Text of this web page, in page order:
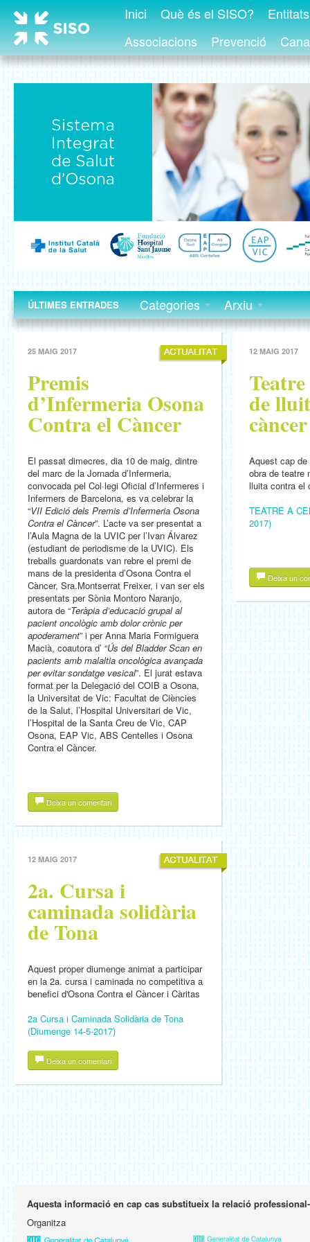
Inici Què és el SISO?
Associacions
Prevenció
ÚLTIMES ENTRADES Categories Arxiu
25 MAIG 2017
Premis
d’Infermeria Osona
Contra el Càncer
El passat dimecres, dia 10 de maig, dintre
del marc de la Jornada d’Infermeria,
convocada pel Col·legi Oficial d’Infermeres i
Infermers de Barcelona, es va celebrar la
“VII Edició dels Premis d’Infermeria Osona
Contra el Càncer”. L’acte va ser presentat a
l’Aula Magna de la UVIC per l’Ivan Álvarez
(estudiant de periodisme de la UVIC). Els
treballs guardonats van rebre el premi de
mans de la presidenta d’Osona Contra el
Càncer, Sra.Montserrat Freixer, i van ser els
presentats per Sònia Montoro Naranjo,
autora de “Teràpia d’educació grupal al
pacient oncològic amb dolor crònic per
apoderament” i per Anna Maria Formiguera
Macià, coautora d’ “Ús del Bladder Scan en
pacients amb malaltia oncològica avançada
per evitar sondatge vesical”. El jurat estava
format per la Delegació del COIB a Osona,
la Universitat de Vic: Facultat de Ciències
de la Salut, l’Hospital Universitari de Vic,
l’Hospital de la Santa Creu de Vic, CAP
Osona, EAP Vic, ABS Centelles i Osona
Contra el Càncer.
Deixa un comentari
12 MAIG 2017
2a. Cursa i
caminada solidària
de Tona
Aquest proper diumenge animat a participar
en la 2a. cursa i caminada no competitiva a
benefici d'Osona Contra el Càncer i Càritas
2a Cursa i Caminada Solidària de Tona
(Diumenge 14-5-2017)
Deixa un comentari
12 MAIG 2017
de
càncer
Aquest cap de
obra de teatre
lluita contra el
TEATRE A
2017)
Deixa un
Aquesta informació en cap cas substitueix la relació
Organitza